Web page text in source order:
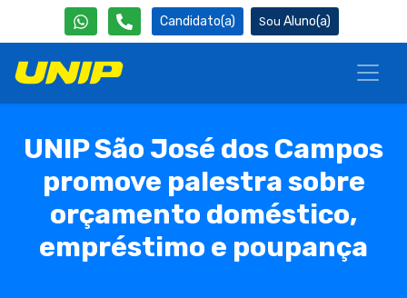
Candidato(a) Aluno(a)
UNIP São José dos Campos
promove palestra sobre
orçamento doméstico,
empréstimo e poupança